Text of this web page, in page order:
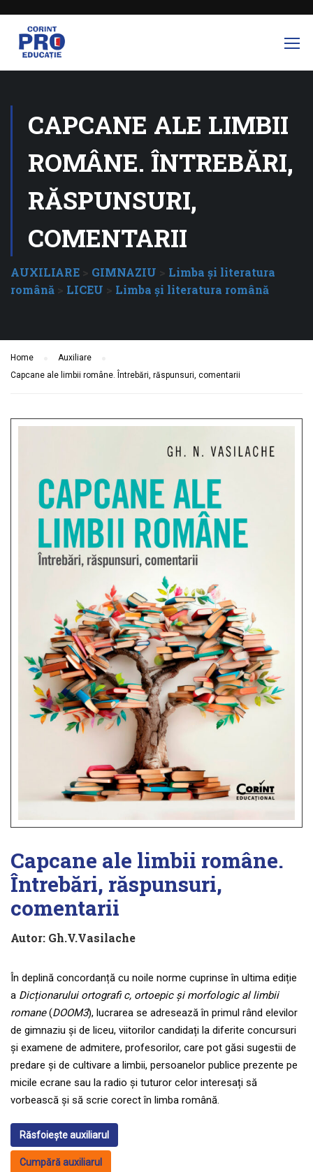
CAPCANE ALE LIMBII
ROMÂNE. ÎNTREBĂRI,
RĂSPUNSURI,
COMENTARII
AUXILIARE > GIMNAZIU > Limba şi literatura
română > LICEU > Limba şi literatura română
Home
Auxiliare
Capcane ale limbii române. Întrebări, răspunsuri, comentarii
Capcane ale limbii române.
Întrebări, răspunsuri,
comentarii
Autor: Gh.V.Vasilache
În deplină concordanță cu noile norme cuprinse în ultima ediție
a Dicționarului ortografi c, ortoepic și morfologic al limbii
romane(DOOM3), lucrarea se adresează în primul rând elevilor
de gimnaziu și de liceu, viitorilor candidați la diferite concursuri
și examene de admitere, profesorilor, care pot găsi sugestii de
predare și de cultivare a limbii, persoanelor publice prezente pe
micile ecrane sau la radio și tuturor celor interesați să
vorbească și să scrie corect în limba română.
Răsfoiește auxiliarul
Cumpără auxiliarul